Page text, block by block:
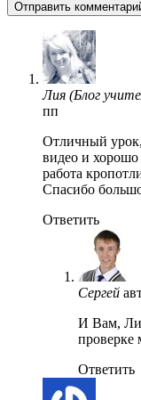
Лия (Блог
пп
Отличный урок,
видео и
работа
Спасибо
Ответить
Сергей
И Вам,
проверке
Ответить